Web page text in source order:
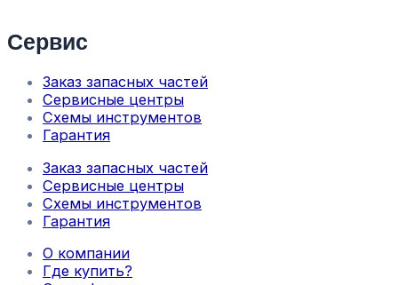
Сервис
Заказ запасных частей
Сервисные центры
Схемы инструментов
Гарантия
Заказ запасных частей
Сервисные центры
Схемы инструментов
Гарантия
О компании
Где купить?